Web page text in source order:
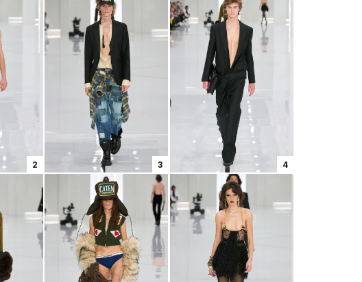
2 3 4